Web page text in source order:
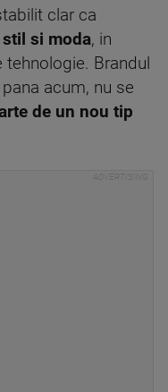
clar ca
si moda, in
Brandul
acum, nu se
de un nou tip